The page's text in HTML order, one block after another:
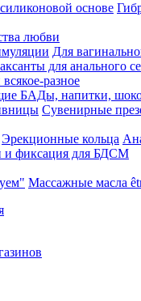
основе
любви
Для
для анального
разное
БАДы, напитки,
Сувенирные
Эрекционные кольца
и фиксация для БДСМ
Массажные масла